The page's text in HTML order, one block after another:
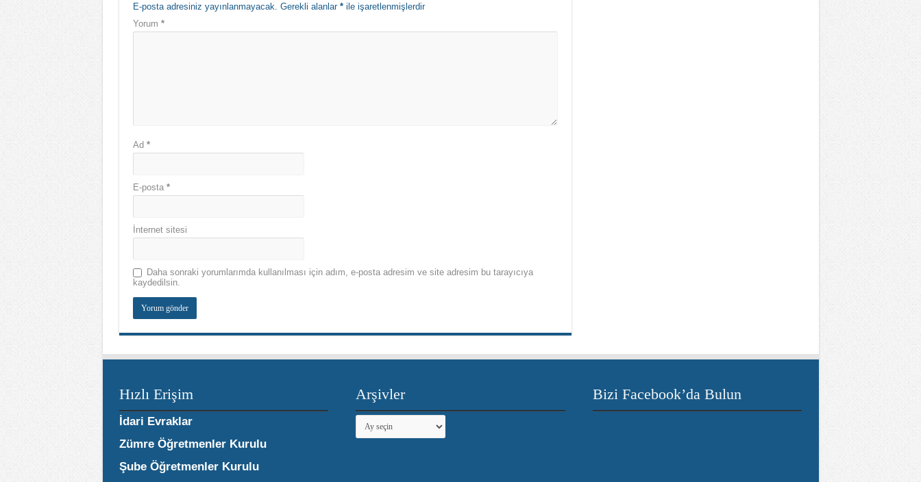
E-posta adresiniz yayınlanmayacak. Gerekli alanlar *ile işaretlenmişlerdir
Yorum *
Ad *
E-posta *
İnternet sitesi
Daha sonraki yorumlarımda kullanılması için adım, e-posta adresim ve site adresim bu tarayıcıya
kaydedilsin.
Hızlı Erişim
İdari Evraklar
Zümre Öğretmenler Kurulu
Şube Öğretmenler Kurulu
Arşivler
Arşivler
Bizi Facebook’da Bulun